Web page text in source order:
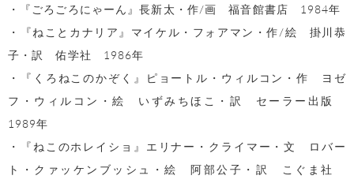
・『ごろごろにゃーん』長新太・作/画 福音館書店 1984年
・『ねことカナリア』マイケル・フォアマン・作/絵 掛川恭
子・訳 佑学社 1986年
・『くろねこのかぞく』ピョートル・ウィルコン・作 ヨゼ
フ・ウィルコン・絵 いずみちほこ・訳 セーラー出版
1989年
・『ねこのホレイショ』エリナー・クライマー・文 ロバー
ト・クァッケンブッシュ・絵 阿部公子・訳 こぐま社